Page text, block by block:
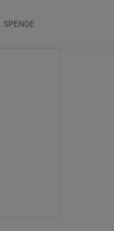
SPENDE